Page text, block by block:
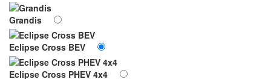
Grandis
Eclipse Cross BEV
Eclipse Cross PHEV 4x4